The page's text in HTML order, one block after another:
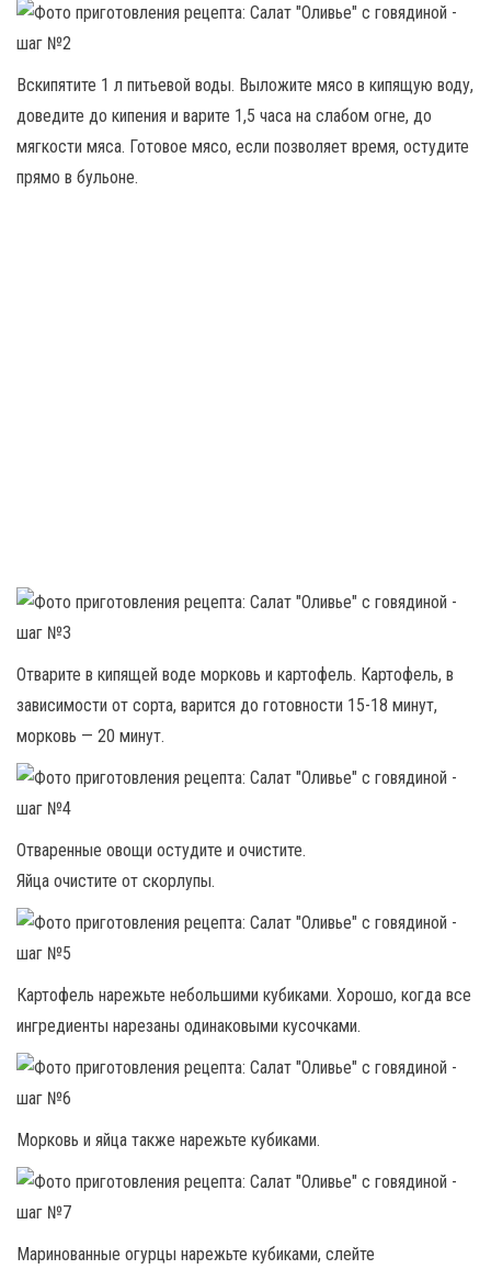
Вскипятите 1 л питьевой воды. Выложите мясо в кипящую воду,
доведите до кипения и варите 1,5 часа на слабом огне, до
мягкости мяса. Готовое мясо, если позволяет время, остудите
прямо в бульоне.
Отварите в кипящей воде морковь и картофель. Картофель, в
зависимости от сорта, варится до готовности 15-18 минут,
морковь — 20 минут.
Отваренные овощи остудите и очистите.
Яйца очистите от скорлупы.
Картофель нарежьте небольшими кубиками. Хорошо, когда все
ингредиенты нарезаны одинаковыми кусочками.
Морковь и яйца также нарежьте кубиками.
Маринованные огурцы нарежьте кубиками, слейте